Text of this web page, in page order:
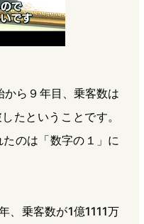
ら９年目、乗客数は
たということです。
のは「数字の１」に
、乗客数が1億1111万